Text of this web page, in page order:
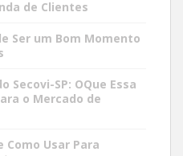
de Clientes
Ser um Bom Momento
Secovi-SP: OQue Essa
o Mercado de
Como Usar Para